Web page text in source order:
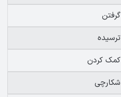
گرفتن
ترسیده
کمک کردن
شکارچی